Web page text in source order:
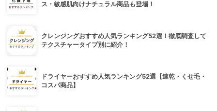
ス・敏感肌向けナチュラル商品も登場！
クレンジングおすすめ人気ランキング52選！徹底調査して
テクスチャータイプ別に紹介！
ドライヤーおすすめ人気ランキング52選【速乾・くせ毛・
コスパ商品】